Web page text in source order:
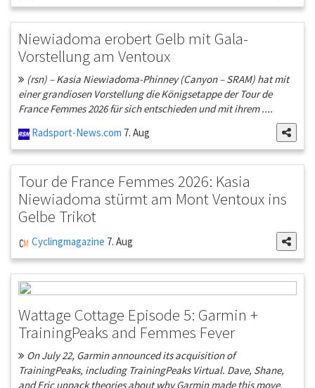
Niewiadoma erobert Gelb mit Gala-
Vorstellung am Ventoux
(rsn) – Kasia Niewiadoma-Phinney (Canyon – SRAM) hat mit
einer grandiosen Vorstellung die Königsetappe der Tour de
France Femmes 2026 für sich entschieden und mit ihrem ....
Radsport-News.com 7. Aug
Tour de France Femmes 2026: Kasia
Niewiadoma stürmt am Mont Ventoux ins
Gelbe Trikot
Cyclingmagazine 7. Aug
Wattage Cottage Episode 5: Garmin +
TrainingPeaks and Femmes Fever
On July 22, Garmin announced its acquisition of
TrainingPeaks, including TrainingPeaks Virtual. Dave, Shane,
and Eric unpack theories about why Garmin made this move,